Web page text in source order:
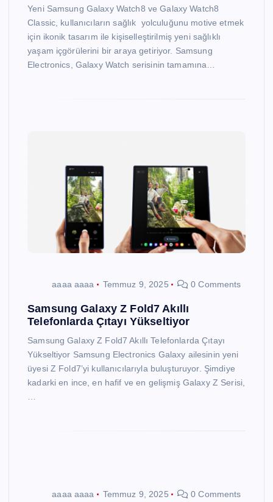
Yeni Samsung Galaxy Watch8 ve Galaxy Watch8
Classic, kullanıcıların sağlık yolculuğunu motive etmek
için ikonik tasarım ile kişiselleştirilmiş yeni sağlıklı
yaşam içgörülerini bir araya getiriyor. Samsung
Electronics, Galaxy Watch serisinin tamamına…
aaaa aaaa Temmuz 9, 2025 0 Comments
Samsung Galaxy Z Fold7 Akıllı
Telefonlarda Çıtayı Yükseltiyor
Samsung Galaxy Z Fold7 Akıllı Telefonlarda Çıtayı
Yükseltiyor Samsung Electronics Galaxy ailesinin yeni
üyesi Z Fold7’yi kullanıcılarıyla buluşturuyor. Şimdiye
kadarki en ince, en hafif ve en gelişmiş Galaxy Z Serisi,
aaaa aaaa Temmuz 9, 2025 0 Comments